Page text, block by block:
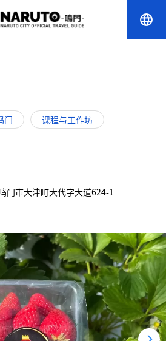
language
门 课程与工作坊
门市大津町大代字大道624-1